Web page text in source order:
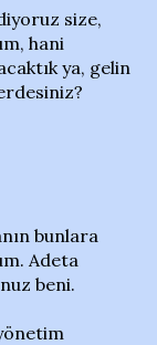
size,
hani
ya, gelin
bunlara
Adeta
beni.